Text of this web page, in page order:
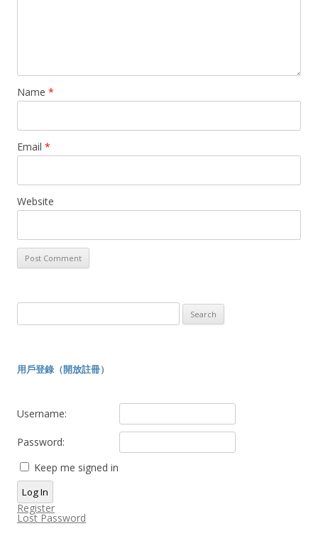
Name *
Email *
Website
for:
用戶登錄（開放註冊）
Username:
Password:
Keep me signed in
Log In
Register
Lost Password